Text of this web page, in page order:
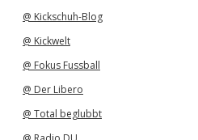
@ Kickschuh-Blog
@ Kickwelt
@ Fokus Fussball
@ Der Libero
@ Total beglubbt